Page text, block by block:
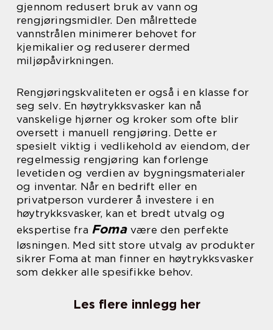
gjennom redusert bruk av vann og
rengjøringsmidler. Den målrettede
vannstrålen minimerer behovet for
kjemikalier og reduserer dermed
miljøpåvirkningen.
Rengjøringskvaliteten er også i en klasse for
seg selv. En høytrykksvasker kan nå
vanskelige hjørner og kroker som ofte blir
oversett i manuell rengjøring. Dette er
spesielt viktig i vedlikehold av eiendom, der
regelmessig rengjøring kan forlenge
levetiden og verdien av bygningsmaterialer
og inventar. Når en bedrift eller en
privatperson vurderer å investere i en
høytrykksvasker, kan et bredt utvalg og
ekspertise fra Foma være den perfekte
løsningen. Med sitt store utvalg av produkter
sikrer Foma at man finner en høytrykksvasker
som dekker alle spesifikke behov.
Les flere innlegg her